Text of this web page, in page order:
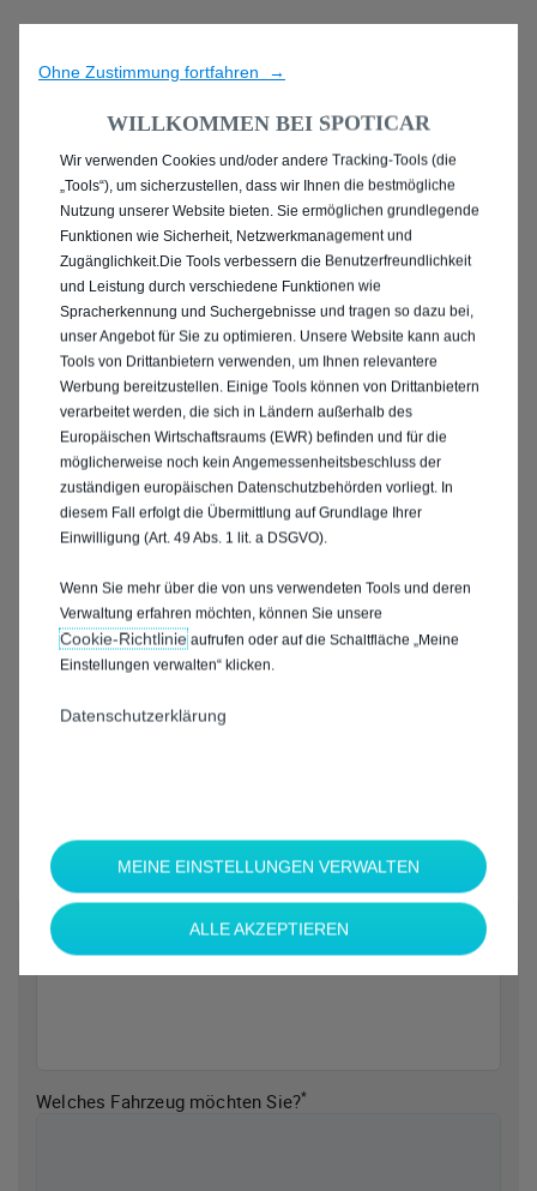
ENTDECKEN SIE ALLE
PEUGEOT 2008 MIT
ELEKTRO ANTRIEB IN
COTTBUS
Welche Marke möchten Sie?*
Welches Fahrzeug möchten Sie?*
Ohne Zustimmung fortfahren →
WILLKOMMEN BEI SPOTICAR
Wir verwenden Cookies und/oder andere Tracking-Tools (die
„Tools“), um sicherzustellen, dass wir Ihnen die bestmögliche
Nutzung unserer Website bieten. Sie ermöglichen grundlegende
Funktionen wie Sicherheit, Netzwerkmanagement und
Zugänglichkeit.Die Tools verbessern die Benutzerfreundlichkeit
und Leistung durch verschiedene Funktionen wie
Spracherkennung und Suchergebnisse und tragen so dazu bei,
unser Angebot für Sie zu optimieren. Unsere Website kann auch
Tools von Drittanbietern verwenden, um Ihnen relevantere
Werbung bereitzustellen. Einige Tools können von Drittanbietern
verarbeitet werden, die sich in Ländern außerhalb des
Europäischen Wirtschaftsraums (EWR) befinden und für die
möglicherweise noch kein Angemessenheitsbeschluss der
zuständigen europäischen Datenschutzbehörden vorliegt. In
diesem Fall erfolgt die Übermittlung auf Grundlage Ihrer
Einwilligung (Art. 49 Abs. 1 lit. a DSGVO).
Wenn Sie mehr über die von uns verwendeten Tools und deren
Verwaltung erfahren möchten, können Sie unsere
Cookie‑Richtlinieaufrufen oder auf die Schaltfläche „Meine
Einstellungen verwalten“ klicken.
Datenschutzerklärung
MEINE EINSTELLUNGEN VERWALTEN
ALLE AKZEPTIEREN